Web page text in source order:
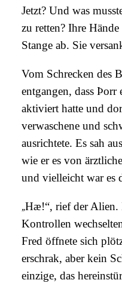
Jetzt? Und was
zu retten? Ihre
Stange ab. Sie
Vom Schrecken des
entgangen, dass Þorr
aktiviert hatte und
verwaschene und
ausrichtete. Es sah
wie er es von
und vielleicht war es
„Hæ!“, rief der Alien.
Kontrollen
Fred öffnete sich
erschrak, aber kein
einzige, das